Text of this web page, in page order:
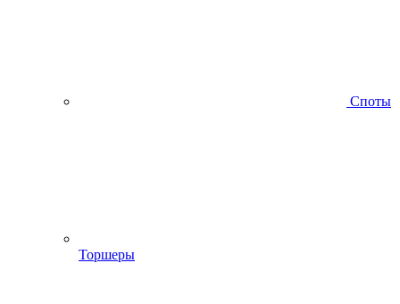
Споты
Торшеры